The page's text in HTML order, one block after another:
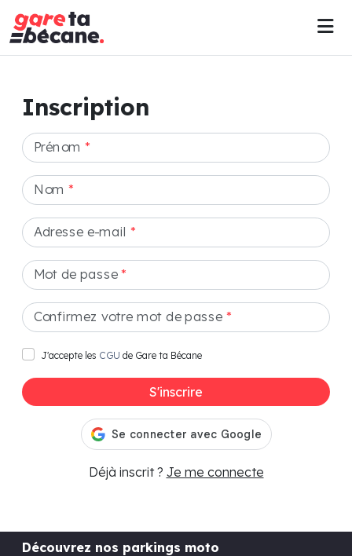
Inscription
Prénom *
Nom *
Adresse e-mail *
Mot de passe*
Confirmez votre mot de passe *
J'accepte les CGU de Gare ta Bécane
S'inscrire
Déjà inscrit ? Je me connecte
Découvrez nos parkings moto